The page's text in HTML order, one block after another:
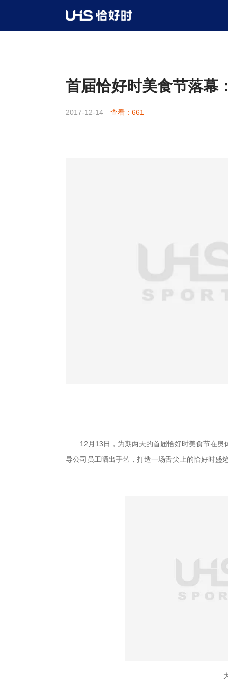
> 新闻资讯 > 公司新闻
首届恰好时美食节落幕
2017-12-14查看：661
12月13日，为期两天的首届恰好时美食节在
导公司员工晒出手艺，打造一场舌尖上的恰好时盛